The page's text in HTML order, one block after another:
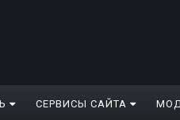
СЕРВИСЫ САЙТА